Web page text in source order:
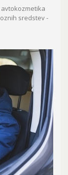
sredstev -